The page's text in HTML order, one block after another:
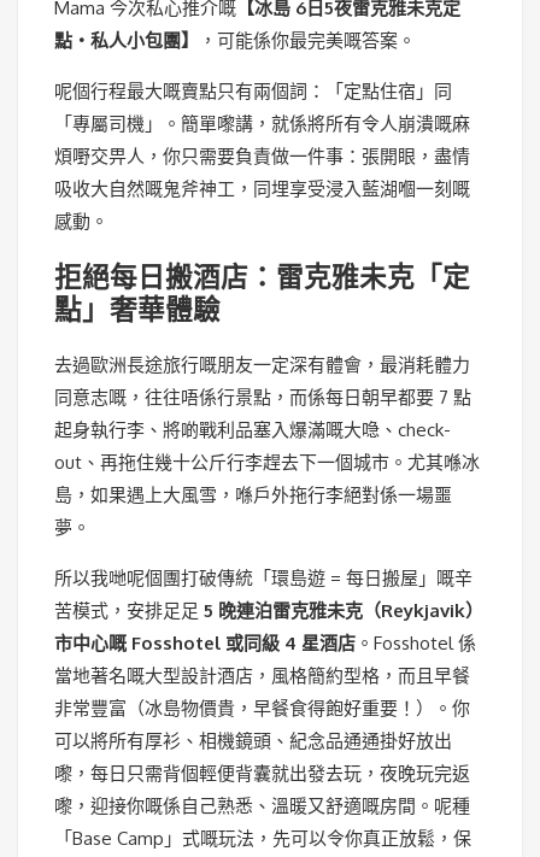
Mama 今次私心推介嘅 【冰島 6日5夜雷克雅未克定
點・私人小包團】
，可能係你最完美嘅答案。
呢個行程最大嘅賣點只有兩個詞：「定點住宿」同
「專屬司機」。簡單嚟講，就係將所有令人崩潰嘅麻
煩嘢交畀人，你只需要負責做一件事：張開眼，盡情
吸收大自然嘅鬼斧神工，同埋享受浸入藍湖嗰一刻嘅
感動。
拒絕每日搬酒店：雷克雅未克「定
點」奢華體驗
去過歐洲長途旅行嘅朋友一定深有體會，最消耗體力
同意志嘅，往往唔係行景點，而係每日朝早都要 7 點
起身執行李、將啲戰利品塞入爆滿嘅大喼、check-
out、再拖住幾十公斤行李趕去下一個城市。尤其喺冰
島，如果遇上大風雪，喺戶外拖行李絕對係一場噩
夢。
所以我哋呢個團打破傳統「環島遊 = 每日搬屋」嘅辛
苦模式，安排足足 5 晚連泊雷克雅未克（Reykjavik）
市中心嘅 Fosshotel 或同級 4 星酒店 。Fosshotel 係
當地著名嘅大型設計酒店，風格簡約型格，而且早餐
非常豐富（冰島物價貴，早餐食得飽好重要！）。你
可以將所有厚衫、相機鏡頭、紀念品通通掛好放出
嚟，每日只需背個輕便背囊就出發去玩，夜晚玩完返
嚟，迎接你嘅係自己熟悉、溫暖又舒適嘅房間。呢種
「Base Camp」式嘅玩法，先可以令你真正放鬆，保